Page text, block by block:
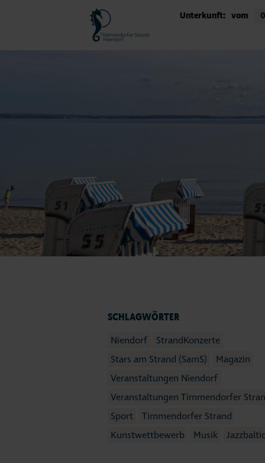
Unterkunft: vom
SCHLAGWÖRTER
Niendorf
StrandKonzerte
Stars am Strand (SamS)
Magazin
Veranstaltungen Niendorf
Veranstaltungen Timmendorfer
Sport
Timmendorfer Strand
Kunstwettbewerb
Musik